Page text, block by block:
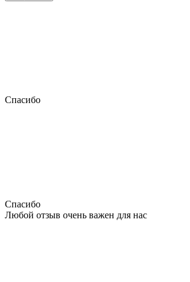
Спасибо
Спасибо
Любой отзыв очень важен для нас